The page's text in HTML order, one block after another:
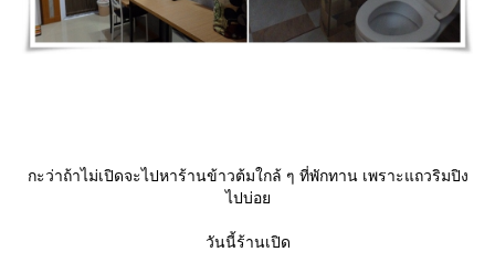
กะว่าถ้าไม่เปิดจะไปหาร้านข้าวต้มใกล้ ๆ ที่พักทาน เพราะแถวริมปิง
ไปบ่อ
วันนี้ร้านเปิด